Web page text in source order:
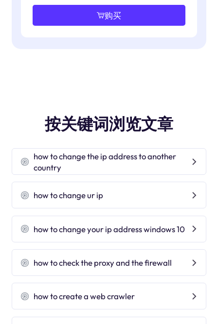
购买
按关键词浏览文章
how to change the ip address to another
country
how to change ur ip
how to change your ip address windows 10
how to check the proxy and the firewall
how to create a web crawler